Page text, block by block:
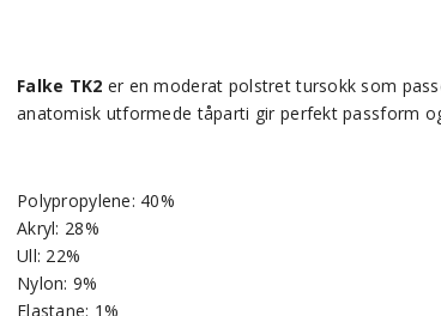
Falke TK2 er en moderat polstret tursokk som
anatomisk utformede tåparti gir perfekt passform
Polypropylene: 40%
Akryl: 28%
Ull: 22%
Nylon: 9%
Elastane: 1%